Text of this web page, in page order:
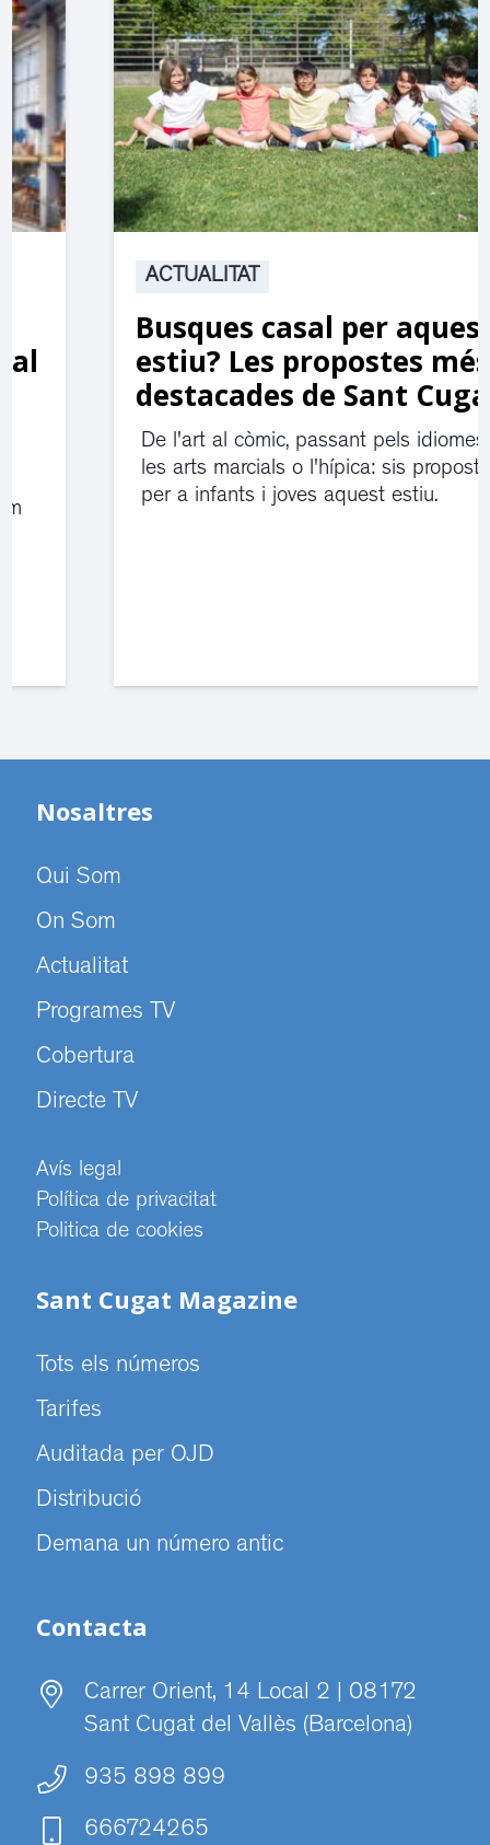
ACTUALITAT
Busques casal per aquest
estiu? Les propostes més
destacades de Sant Cugat
De l'art al còmic, passant pels idiomes,
les arts marcials o l'hípica: sis propostes
per a infants i joves aquest estiu.
Nosaltres
Qui Som
On Som
Actualitat
Programes TV
Cobertura
Directe TV
Avís legal
Política de privacitat
Politica de cookies
Sant Cugat Magazine
Tots els números
Tarifes
Auditada per OJD
Distribució
Demana un número antic
Contacta
Carrer Orient, 14 Local 2 | 08172
Sant Cugat del Vallès (Barcelona)
935 898 899
666724265